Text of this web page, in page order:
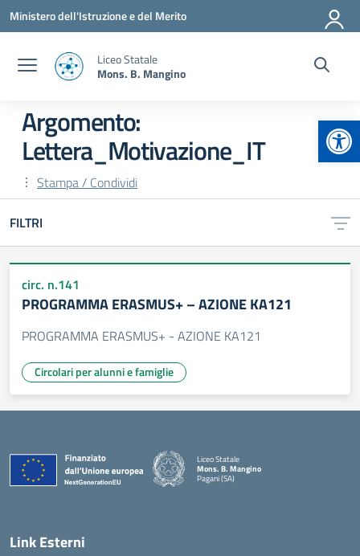
Vai ai contenuti
Vai al menu di navigazione
Vai al footer
Ministero dell'Istruzione e del Merito
Liceo Statale
Mons. B. Mangino
Argomento:
Lettera_Motivazione_IT
Stampa / Condividi
FILTRI
circ. n.141
PROGRAMMA ERASMUS+ – AZIONE KA121
PROGRAMMA ERASMUS+ - AZIONE KA121
Circolari per alunni e famiglie
Liceo Statale
Mons. B. Mangino
Pagani (SA)
— Visita la pagina iniziale della scuola
Link Esterni